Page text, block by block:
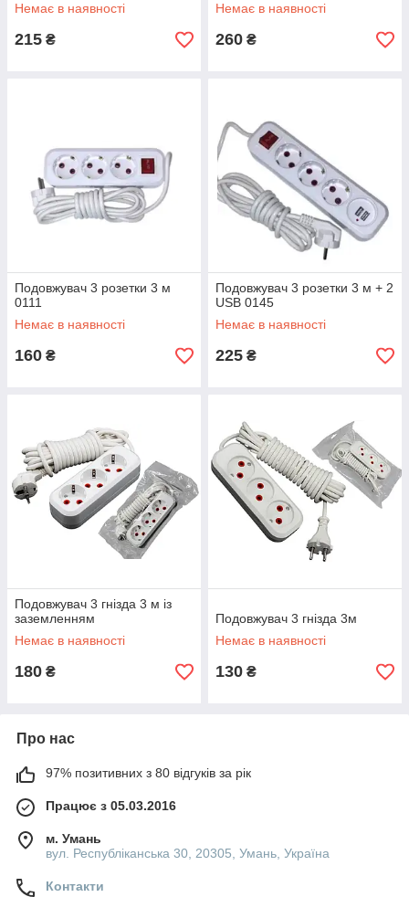
Немає в наявності
215 ₴
Немає в наявності
260 ₴
Подовжувач 3 розетки 3 м
0111
Немає в наявності
160 ₴
Подовжувач 3 розетки 3 м + 2
USB 0145
Немає в наявності
225 ₴
Подовжувач 3 гнізда 3 м із
заземленням
Немає в наявності
180 ₴
Подовжувач 3 гнізда 3м
Немає в наявності
130 ₴
Про нас
97% позитивних з 80 відгуків за рік
Працює з 05.03.2016
м. Умань
вул. Республіканська 30, 20305, Умань, Україна
Контакти